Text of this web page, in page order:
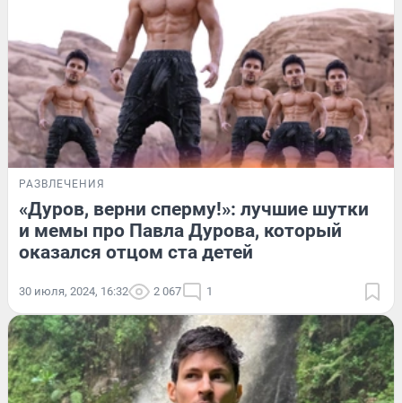
РАЗВЛЕЧЕНИЯ
«Дуров, верни сперму!»: лучшие шутки
и мемы про Павла Дурова, который
оказался отцом ста детей
30 июля, 2024, 16:32 2 067 1